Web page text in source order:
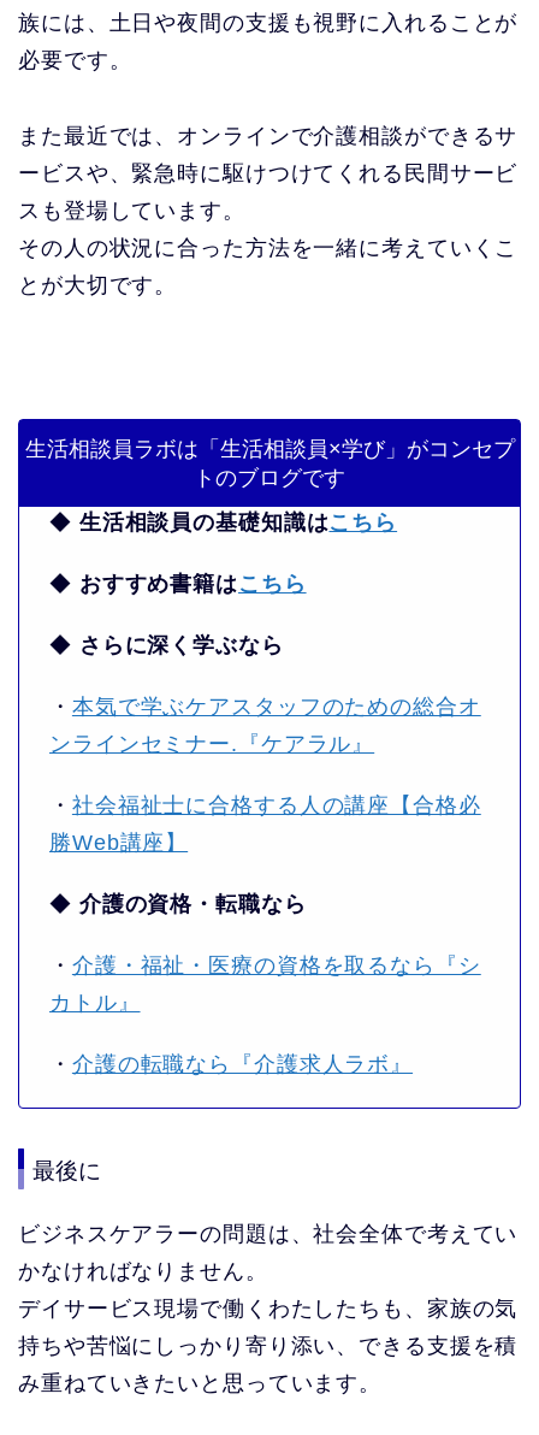
族には、土日や夜間の支援も視野に入れることが
必要です。
また最近では、オンラインで介護相談ができるサ
ービスや、緊急時に駆けつけてくれる民間サービ
スも登場しています。
その人の状況に合った方法を一緒に考えていくこ
とが大切です。
生活相談員ラボは「生活相談員×学び」がコンセプ
トのブログです
◆ 生活相談員の基礎知識はこちら
◆ おすすめ書籍はこちら
◆ さらに深く学ぶなら
・ 本気で学ぶケアスタッフのための総合オ
ンラインセミナー.『ケアラル』
・ 社会福祉士に合格する人の講座【合格必
勝Web講座】
◆ 介護の資格・転職なら
・ 介護・福祉・医療の資格を取るなら『シ
カトル』
・ 介護の転職なら『介護求人ラボ』
最後に
ビジネスケアラーの問題は、社会全体で考えてい
かなければなりません。
デイサービス現場で働くわたしたちも、家族の気
持ちや苦悩にしっかり寄り添い、できる支援を積
み重ねていきたいと思っています。